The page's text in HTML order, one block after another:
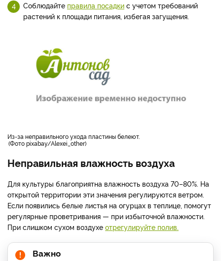
Соблюдайте правила посадки с учетом требований
растений к площади питания, избегая загущения.
Из-за неправильного ухода пластины белеют.
Фото pixabay/Alexei_other
Неправильная влажность воздуха
Для культуры благоприятна влажность воздуха 70–80%. На
открытой территории эти значения регулируются ветром.
Если появились белые листья на огурцах в теплице, помогут
регулярные проветривания — при избыточной влажности.
При слишком сухом воздухе отрегулируйте полив.
Важно